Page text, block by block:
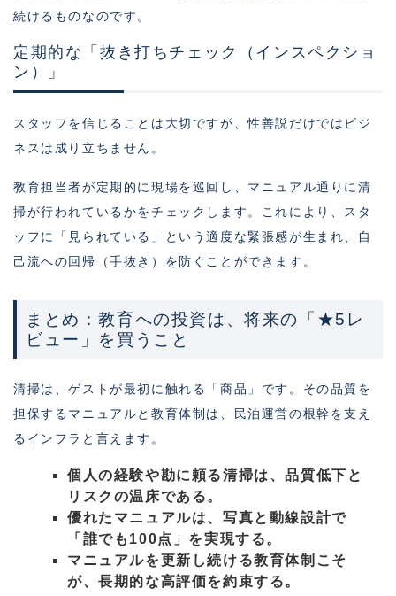
続けるものなのです。
定期的な「抜き打ちチェック（インスペクショ
ン）」
スタッフを信じることは大切ですが、性善説だけではビジ
ネスは成り立ちません。
教育担当者が定期的に現場を巡回し、マニュアル通りに清
掃が行われているかをチェックします。これにより、スタ
ッフに「見られている」という適度な緊張感が生まれ、自
己流への回帰（手抜き）を防ぐことができます。
まとめ：教育への投資は、将来の「★5レ
ビュー」を買うこと
清掃は、ゲストが最初に触れる「商品」です。その品質を
担保するマニュアルと教育体制は、民泊運営の根幹を支え
るインフラと言えます。
個人の経験や勘に頼る清掃は、品質低下と
リスクの温床である。
優れたマニュアルは、写真と動線設計で
「誰でも100点」を実現する。
マニュアルを更新し続ける教育体制こそ
が、長期的な高評価を約束する。